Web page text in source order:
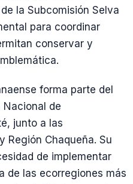
la Subcomisión Selva
para coordinar
conservar y
forma parte del
Nacional de
junto a las
Región Chaqueña. Su
de implementar
de las ecorregiones más